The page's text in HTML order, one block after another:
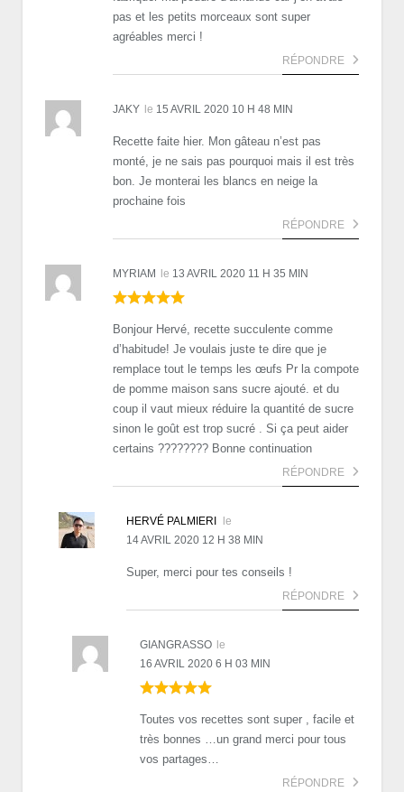
pas et les petits morceaux sont super
agréables merci !
RÉPONDRE
JAKY le 15 AVRIL 2020 10 H 48 MIN
Recette faite hier. Mon gâteau n’est pas
monté, je ne sais pas pourquoi mais il est très
bon. Je monterai les blancs en neige la
prochaine fois
RÉPONDRE
MYRIAM le 13 AVRIL 2020 11 H 35 MIN
Bonjour Hervé, recette succulente comme
d’habitude! Je voulais juste te dire que je
remplace tout le temps les œufs Pr la compote
de pomme maison sans sucre ajouté. et du
coup il vaut mieux réduire la quantité de sucre
sinon le goût est trop sucré . Si ça peut aider
certains ???????? Bonne continuation
RÉPONDRE
HERVÉ PALMIERI
le
14 AVRIL 2020 12 H 38 MIN
Super, merci pour tes conseils !
RÉPONDRE
GIANGRASSO le
16 AVRIL 2020 6 H 03 MIN
Toutes vos recettes sont super , facile et
très bonnes …un grand merci pour tous
vos partages…
RÉPONDRE